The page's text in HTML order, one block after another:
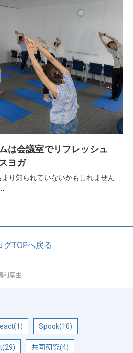
は会議室でリフレッシュ
ヨガ
り知られていないかもしれません
グTOPへ戻る
利厚生
Spook(10)
共同研究(4)